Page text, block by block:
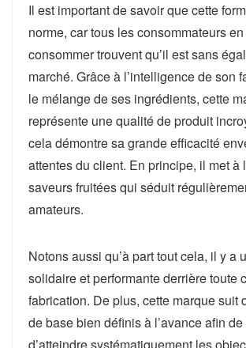
Il est important de savoir que cette
norme, car tous les consommateurs
consommer trouvent qu’il est sans
marché. Grâce à l’intelligence de son
le mélange de ses ingrédients, cette
représente une qualité de produit
cela démontre sa grande efficacité
attentes du client. En principe, il met à
saveurs fruitées qui séduit
amateurs.
Notons aussi qu’à part tout cela, il y a
solidaire et performante derrière toute
fabrication. De plus, cette marque suit
de base bien définis à l’avance afin